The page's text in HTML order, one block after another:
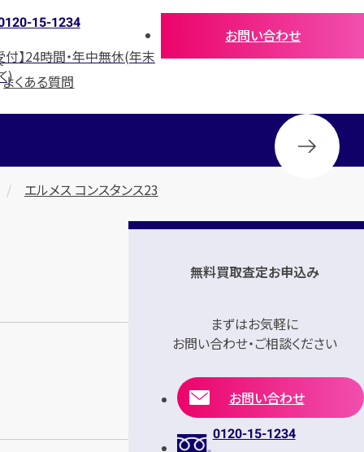
15-1234
付】24時間・年中無休(年末
)
お問い合わせ
よくある質問
エルメス コンスタンス23
無料買取査定お申込み
まずはお気軽に
お問い合わせ・ご相談ください
お問い合わせ
0120-15-1234